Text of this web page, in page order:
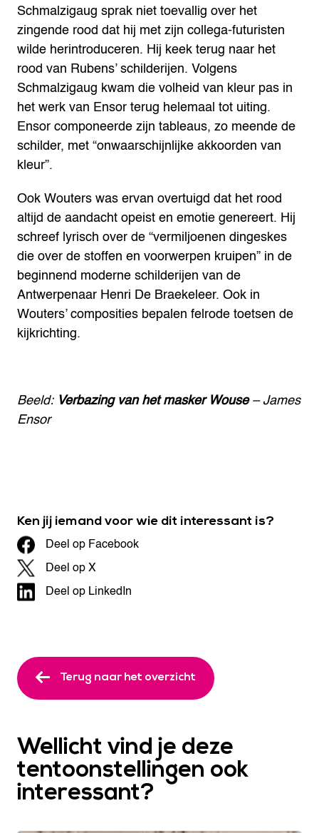
Schmalzigaug sprak niet toevallig over het
zingende rood dat hij met zijn collega-futuristen
wilde herintroduceren. Hij keek terug naar het
rood van Rubens’ schilderijen. Volgens
Schmalzigaug kwam die volheid van kleur pas in
het werk van Ensor terug helemaal tot uiting.
Ensor componeerde zijn tableaus, zo meende de
schilder, met “onwaarschijnlijke akkoorden van
kleur”.
Ook Wouters was ervan overtuigd dat het rood
altijd de aandacht opeist en emotie genereert. Hij
schreef lyrisch over de “vermiljoenen dingeskes
die over de stoffen en voorwerpen kruipen” in de
beginnend moderne schilderijen van de
Antwerpenaar Henri De Braekeleer. Ook in
Wouters’ composities bepalen felrode toetsen de
kijkrichting.
Beeld: Verbazing van het masker Wouse– James
Ensor
Ken jij iemand voor wie dit interessant is?
Deel op Facebook
Deel op X
Deel op LinkedIn
Terug naar het overzicht
Wellicht vind je deze
tentoonstellingen ook
interessant?